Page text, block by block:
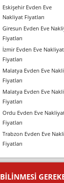
Eskişehir Evden Eve
Nakliyat Fiyatları
Giresun Evden Eve
Fiyatları
İzmir Evden Eve Nakliyat
Fiyatları
Malatya Evden Eve
Fiyatları
Malatya Evden Eve
Fiyatları
Ordu Evden Eve
Fiyatları
Trabzon Evden Eve
Fiyatları
BILINMESI